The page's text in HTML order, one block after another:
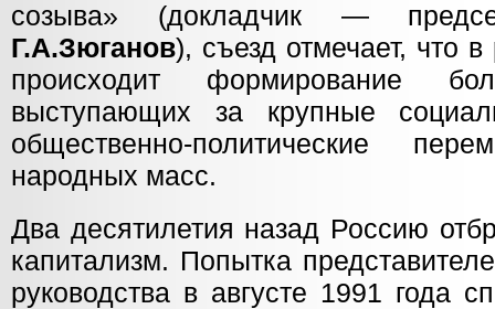
созыва» (докладчик —
Г.А.Зюганов), съезд отмечает, что
происходит формирование
выступающих за крупные
общественно-политические
народных масс.
Два десятилетия назад Россию
капитализм. Попытка
руководства в августе 1991 года